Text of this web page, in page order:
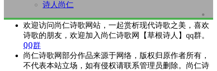
诗人尚仁
欢迎访问尚仁诗歌网站，一起赏析现代诗歌之美，喜欢
诗歌的朋友，欢迎加入尚仁诗歌网【草根诗人】qq群。
QQ群
尚仁诗歌网部分作品来源于网络，版权归原作者所有，
不代表本站立场，如有侵权请联系管理员删除。尚仁诗